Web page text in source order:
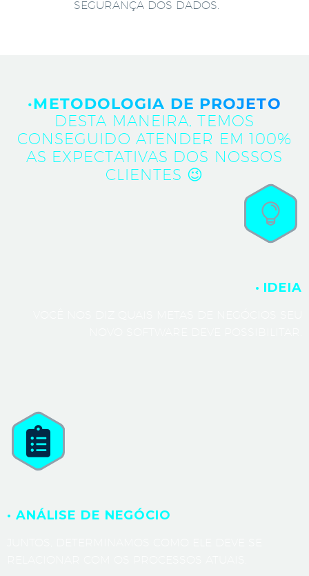
SEGURANÇA DOS DADOS.
·METODOLOGIA DE PROJETO
DESTA MANEIRA, TEMOS
CONSEGUIDO ATENDER EM 100%
AS EXPECTATIVAS DOS NOSSOS
CLIENTES 😉
· IDEIA
· ANÁLISE DE NEGÓCIO